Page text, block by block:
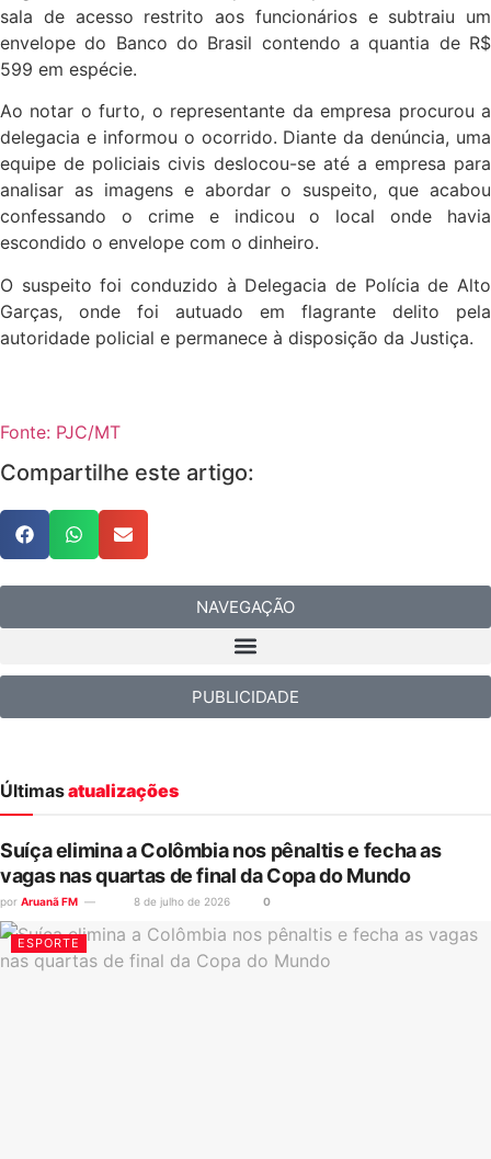
sala de acesso restrito aos funcionários e subtraiu um
envelope do Banco do Brasil contendo a quantia de R$
599 em espécie.
Ao notar o furto, o representante da empresa procurou a
delegacia e informou o ocorrido. Diante da denúncia, uma
equipe de policiais civis deslocou-se até a empresa para
analisar as imagens e abordar o suspeito, que acabou
confessando o crime e indicou o local onde havia
escondido o envelope com o dinheiro.
O suspeito foi conduzido à Delegacia de Polícia de Alto
Garças, onde foi autuado em flagrante delito pela
autoridade policial e permanece à disposição da Justiça.
Fonte: PJC/MT
Compartilhe este artigo:
NAVEGAÇÃO
PUBLICIDADE
Últimasatualizações
Suíça elimina a Colômbia nos pênaltis e fecha as
vagas nas quartas de final da Copa do Mundo
por Aruanã FM 8 de julho de 2026 0
ESPORTE